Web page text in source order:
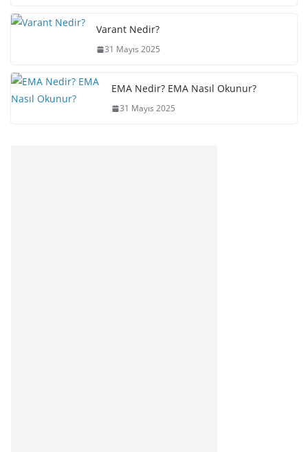
Varant Nedir?
31 Mayıs 2025
EMA Nedir? EMA Nasıl Okunur?
31 Mayıs 2025